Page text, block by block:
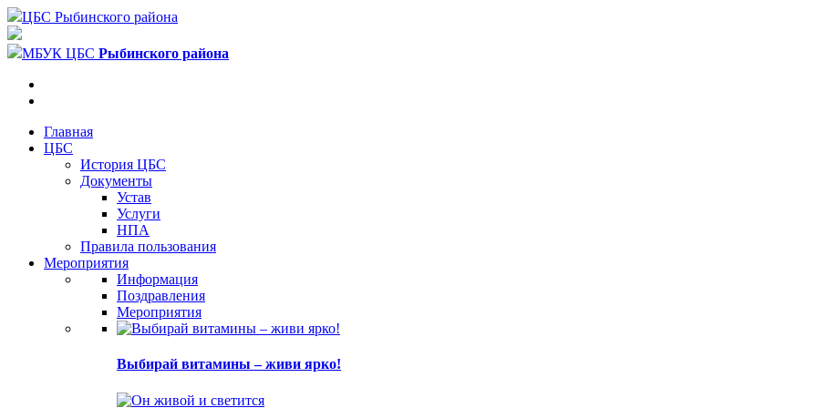
ЦБС Рыбинского района
МБУК ЦБС Рыбинского района
Главная
ЦБС
История ЦБС
Документы
Устав
Услуги
НПА
Правила пользования
Мероприятия
Информация
Поздравления
Мероприятия
Выбирай витамины – живи ярко!